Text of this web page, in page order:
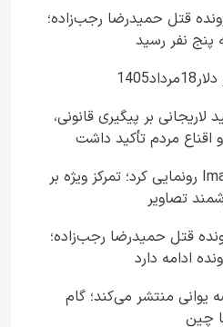
قتل حمیدرضا رجب‌زاده؛
پنج نفر رسید
بر پیگیری قانونی،
مردم تأکید داشت
xAI از Imagine Image 2.0 رونمایی کرد؛ تمرکز ویژه بر
تصاویر
در پرونده قتل حمیدرضا رجب‌زاده؛
ادامه دارد
یوانی منتشر می‌کند؛ گام
چین